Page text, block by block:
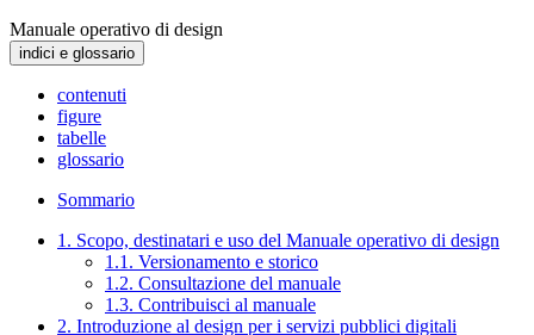
Manuale operativo di design
indici e glossario
contenuti
figure
tabelle
glossario
Sommario
1. Scopo, destinatari e uso del Manuale operativo di design
1.1. Versionamento e storico
1.2. Consultazione del manuale
1.3. Contribuisci al manuale
2. Introduzione al design per i servizi pubblici digitali